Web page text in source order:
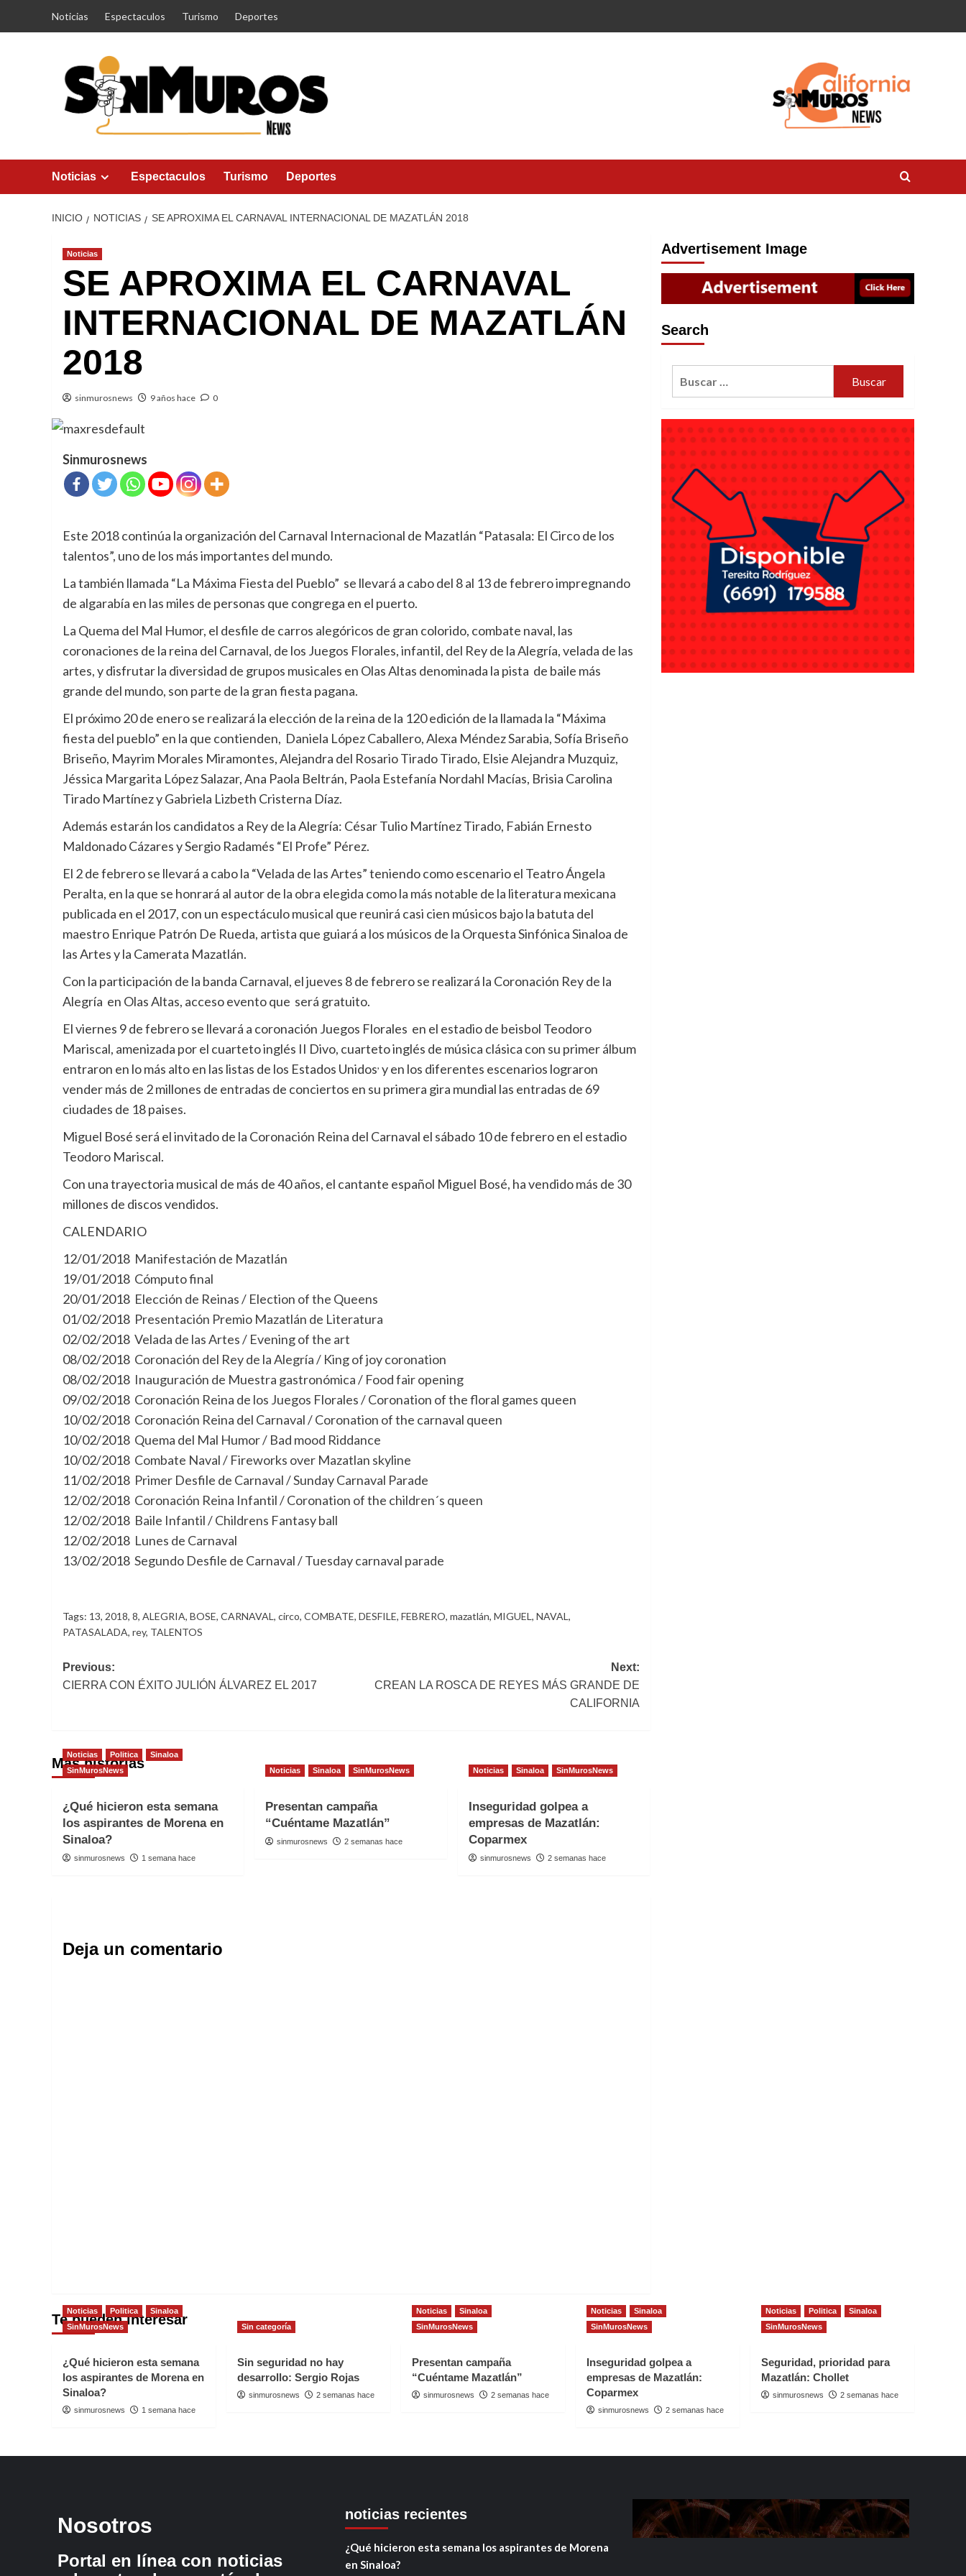
Noticias Espectaculos Turismo Deportes
Noticias Espectaculos Turismo Deportes
INICIO NOTICIAS SE APROXIMA EL CARNAVAL INTERNACIONAL DE MAZATLÁN 2018
Noticias
SE APROXIMA EL CARNAVAL
INTERNACIONAL DE MAZATLÁN
2018
sinmurosnews 9 años hace 0
Sinmurosnews
Este 2018 continúa la organización del Carnaval Internacional de Mazatlán “Patasala: El Circo de los
talentos”, uno de los más importantes del mundo.
La también llamada “La Máxima Fiesta del Pueblo” se llevará a cabo del 8 al 13 de febrero impregnando
de algarabía en las miles de personas que congrega en el puerto.
La Quema del Mal Humor, el desfile de carros alegóricos de gran colorido, combate naval, las
coronaciones de la reina del Carnaval, de los Juegos Florales, infantil, del Rey de la Alegría, velada de las
artes, y disfrutar la diversidad de grupos musicales en Olas Altas denominada la pista de baile más
grande del mundo, son parte de la gran fiesta pagana.
El próximo 20 de enero se realizará la elección de la reina de la 120 edición de la llamada la “Máxima
fiesta del pueblo” en la que contienden, Daniela López Caballero, Alexa Méndez Sarabia, Sofía Briseño
Briseño, Mayrim Morales Miramontes, Alejandra del Rosario Tirado Tirado, Elsie Alejandra Muzquiz,
Jéssica Margarita López Salazar, Ana Paola Beltrán, Paola Estefanía Nordahl Macías, Brisia Carolina
Tirado Martínez y Gabriela Lizbeth Cristerna Díaz.
Además estarán los candidatos a Rey de la Alegría: César Tulio Martínez Tirado, Fabián Ernesto
Maldonado Cázares y Sergio Radamés “El Profe” Pérez.
El 2 de febrero se llevará a cabo la “Velada de las Artes” teniendo como escenario el Teatro Ángela
Peralta, en la que se honrará al autor de la obra elegida como la más notable de la literatura mexicana
publicada en el 2017, con un espectáculo musical que reunirá casi cien músicos bajo la batuta del
maestro Enrique Patrón De Rueda, artista que guiará a los músicos de la Orquesta Sinfónica Sinaloa de
las Artes y la Camerata Mazatlán.
Con la participación de la banda Carnaval, el jueves 8 de febrero se realizará la Coronación Rey de la
Alegría en Olas Altas, acceso evento que será gratuito.
El viernes 9 de febrero se llevará a coronación Juegos Florales en el estadio de beisbol Teodoro
Mariscal, amenizada por el cuarteto inglés II Divo, cuarteto inglés de música clásica con su primer álbum
entraron en lo más alto en las listas de los Estados Unidos, y en los diferentes escenarios lograron
vender más de 2 millones de entradas de conciertos en su primera gira mundial las entradas de 69
ciudades de 18 paises.
Miguel Bosé será el invitado de la Coronación Reina del Carnaval el sábado 10 de febrero en el estadio
Teodoro Mariscal.
Con una trayectoria musical de más de 40 años, el cantante español Miguel Bosé, ha vendido más de 30
millones de discos vendidos.
CALENDARIO
12/01/2018 Manifestación de Mazatlán
19/01/2018 Cómputo final
20/01/2018 Elección de Reinas / Election of the Queens
01/02/2018 Presentación Premio Mazatlán de Literatura
02/02/2018 Velada de las Artes / Evening of the art
08/02/2018 Coronación del Rey de la Alegría / King of joy coronation
08/02/2018 Inauguración de Muestra gastronómica / Food fair opening
09/02/2018 Coronación Reina de los Juegos Florales / Coronation of the floral games queen
10/02/2018 Coronación Reina del Carnaval / Coronation of the carnaval queen
10/02/2018 Quema del Mal Humor / Bad mood Riddance
10/02/2018 Combate Naval / Fireworks over Mazatlan skyline
11/02/2018 Primer Desfile de Carnaval / Sunday Carnaval Parade
12/02/2018 Coronación Reina Infantil / Coronation of the children´s queen
12/02/2018 Baile Infantil / Childrens Fantasy ball
12/02/2018 Lunes de Carnaval
13/02/2018 Segundo Desfile de Carnaval / Tuesday carnaval parade
Tags: 13, 2018, 8, ALEGRIA, BOSE, CARNAVAL , circo, COMBATE, DESFILE, FEBRERO, mazatlán, MIGUEL , NAVAL ,
PATASALADA, rey, TALENTOS
Post
navigation
Previous:
CIERRA CON ÉXITO JULIÓN ÁLVAREZ EL 2017
Next:
CREAN LA ROSCA DE REYES MÁS GRANDE DE
CALIFORNIA
Más historias
Noticias Politica
Sinaloa
SinMurosNews
¿Qué hicieron esta semana
los aspirantes de Morena en
Sinaloa?
sinmurosnews 1 semana hace
Noticias Sinaloa SinMurosNews
Presentan campaña
“Cuéntame Mazatlán”
sinmurosnews 2 semanas hace
Noticias Sinaloa SinMurosNews
Inseguridad golpea a
empresas de Mazatlán:
Coparmex
sinmurosnews 2 semanas hace
Deja un comentario
Advertisement Image
Search
Te pueden interesar
Noticias Politica
Sinaloa
SinMurosNews
¿Qué hicieron esta semana
los aspirantes de Morena en
Sinaloa?
sinmurosnews 1 semana hace
Sin categoría
Sin seguridad no hay
desarrollo: Sergio Rojas
sinmurosnews 2 semanas hace
Noticias
Sinaloa
SinMurosNews
Presentan campaña
“Cuéntame Mazatlán”
sinmurosnews 2 semanas hace
Noticias
Sinaloa
SinMurosNews
Inseguridad golpea a
empresas de Mazatlán:
Coparmex
sinmurosnews 2 semanas hace
Noticias Politica
Sinaloa
SinMurosNews
Seguridad, prioridad para
Mazatlán: Chollet
sinmurosnews 2 semanas hace
Nosotros
Portal en línea con noticias
noticias recientes
¿Qué hicieron esta semana los aspirantes de Morena
en Sinaloa?